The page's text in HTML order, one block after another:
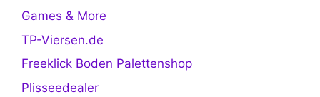
Games & More
TP-Viersen.de
Freeklick Boden Palettenshop
Plisseedealer